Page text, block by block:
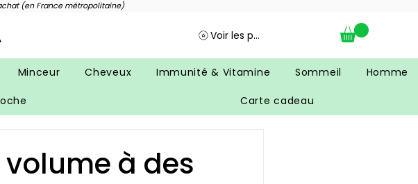
(en France métropolitaine)
Voir les points
Minceur Cheveux Immunité & Vitamine Sommeil Homme
Carte cadeau
à des